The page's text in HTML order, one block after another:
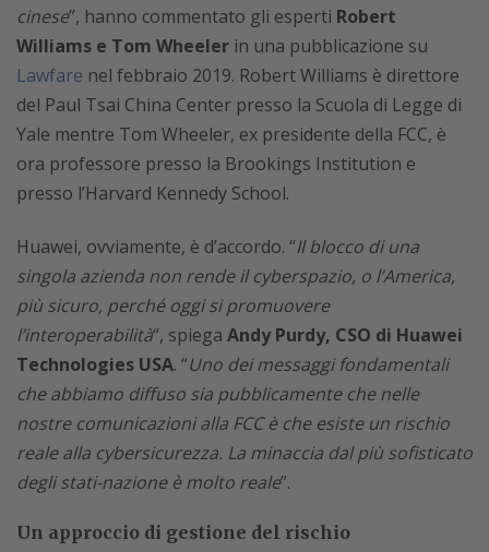
cinese”, hanno commentato gli esperti Robert
Williams e Tom Wheeler in una pubblicazione su
Lawfare nel febbraio 2019. Robert Williams è direttore
del Paul Tsai China Center presso la Scuola di Legge di
Yale mentre Tom Wheeler, ex presidente della FCC, è
ora professore presso la Brookings Institution e
presso l’Harvard Kennedy School.
Huawei, ovviamente, è d’accordo. “Il blocco di una
singola azienda non rende il cyberspazio, o l’America,
più sicuro, perché oggi si promuovere
l’interoperabilità“, spiega Andy Purdy, CSO di Huawei
Technologies USA. “Uno dei messaggi fondamentali
che abbiamo diffuso sia pubblicamente che nelle
nostre comunicazioni alla FCC è che esiste un rischio
reale alla cybersicurezza. La minaccia dal più sofisticato
degli stati-nazione è molto reale”.
Un approccio di gestione del rischio